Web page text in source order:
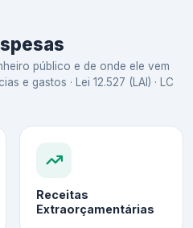
público e de onde ele vem
e gastos · Lei 12.527 (LAI) · LC
Receitas
Extraorçamentárias